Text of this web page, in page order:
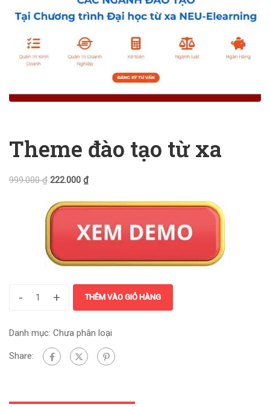
Theme đào tạo từ xa
999.000₫ 222.000 ₫
- + THÊM VÀO GIỎ HÀNG
Danh mục: Chưa phân loại
Share: